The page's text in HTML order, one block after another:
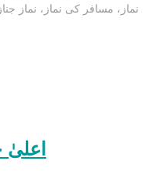
نماز، مسافر کی نماز، نماز